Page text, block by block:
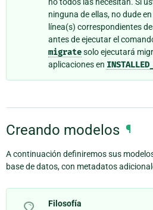
ninguna de ellas, no dude
línea(s) correspondientes
antes de ejecutar el
migratesolo ejecutará
aplicaciones en
Creando modelos ¶
A continuación definiremos sus
base de datos, con metadatos
Filosofía